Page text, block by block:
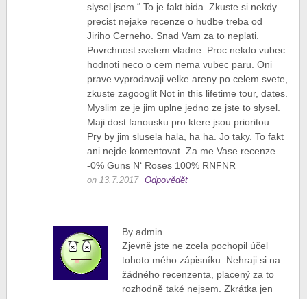
slysel jsem.“ To je fakt bida. Zkuste si nekdy
precist nejake recenze o hudbe treba od
Jiriho Cerneho. Snad Vam za to neplati.
Povrchnost svetem vladne. Proc nekdo vubec
hodnoti neco o cem nema vubec paru. Oni
prave vyprodavaji velke areny po celem svete,
zkuste zagooglit Not in this lifetime tour, dates.
Myslim ze je jim uplne jedno ze jste to slysel.
Maji dost fanousku pro ktere jsou prioritou.
Pry by jim slusela hala, ha ha. Jo taky. To fakt
ani nejde komentovat. Za me Vase recenze
-0% Guns N‘ Roses 100% RNFNR
on 13.7.2017 Odpovědět
By admin
Zjevně jste ne zcela pochopil účel
tohoto mého zápisníku. Nehraji si na
žádného recenzenta, placený za to
rozhodně také nejsem. Zkrátka jen